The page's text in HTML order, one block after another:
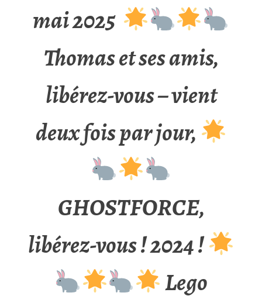
mai 2025
Thomas et ses amis,
libérez-vous – vient
deux fois par jour,
GHOSTFORCE,
libérez-vous ! 2024 !
Lego